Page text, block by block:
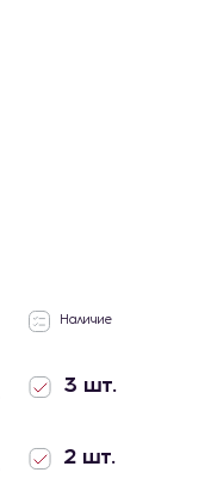
Наличие
3 шт.
2 шт.